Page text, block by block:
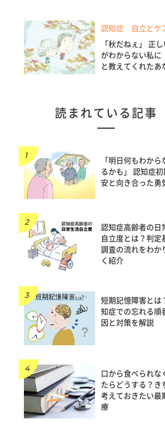
認知症 自立とケ
「秋だねぇ」 正
がわからない私
と教えてくれたあ
読まれている記事
「明日何もわから
るかも」 認知症
安と向き合った勇
認知症高齢者の日
自立度とは？判定
調査の流れをわか
く紹介
短期記憶障害と
知症での忘れる
因と対策を解説
口から食べられな
たらどうする？き
考えておきたい最
療